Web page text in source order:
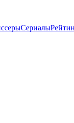
Сериалы